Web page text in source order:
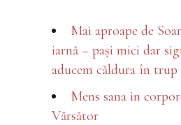
Mai aproape de
iarnă – pași mici dar
aducem căldura în trup
Mens sana in
Vărsător